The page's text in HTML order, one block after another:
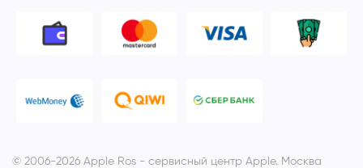
© 2006-2026 Apple Ros - сервисный центр Apple. Москва